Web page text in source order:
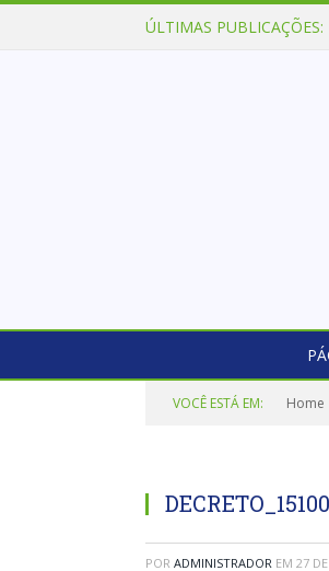
ÚLTIMAS PUBLICAÇÕES:
VOCÊ ESTÁ EM: Home
POR ADMINISTRADOR EM 27